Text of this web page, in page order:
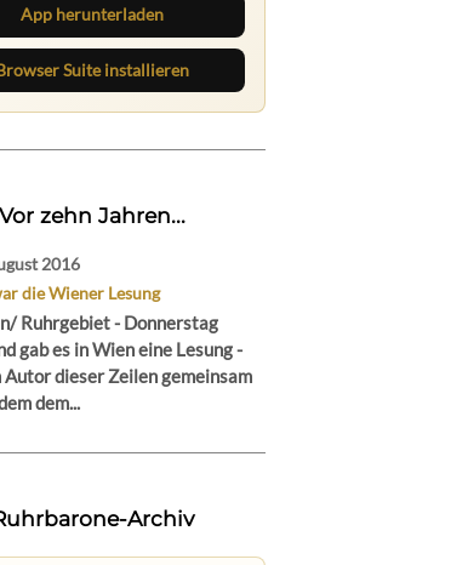
App herunterladen
Suite installieren
Vor zehn Jahren...
2016
die Wiener Lesung
Ruhrgebiet - Donnerstag
gab es in Wien eine Lesung -
Autor dieser Zeilen gemeinsam
dem...
Archiv